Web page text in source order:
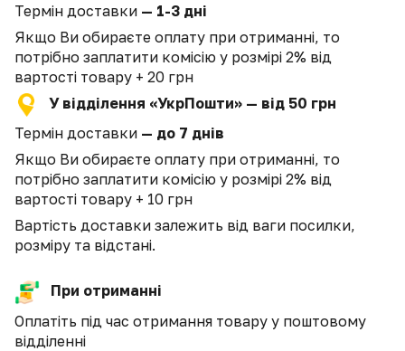
Термін доставки — 1-3 дні
Якщо Ви обираєте оплату при отриманні, то
потрібно заплатити комісію у розмірі 2% від
вартості товару + 20 грн
У відділення «УкрПошти» — від 50 грн
Термін доставки — до 7 днів
Якщо Ви обираєте оплату при отриманні, то
потрібно заплатити комісію у розмірі 2% від
вартості товару + 10 грн
Вартість доставки залежить від ваги посилки,
розміру та відстані.
При отриманні
Оплатіть під час отримання товару у поштовому
відділенні